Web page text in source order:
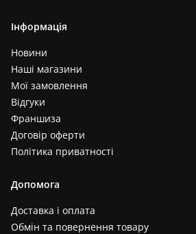
Інформація
Новини
Наші магазини
Мої замовлення
Відгуки
Франшиза
Договір оферти
Політика приватності
Допомога
Доставка і оплата
Обмін та повернення товару